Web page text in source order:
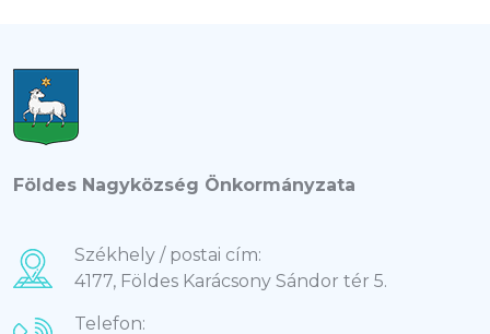
Földes Nagyközség Önkormányzata
Székhely / postai cím:
4177, Földes Karácsony Sándor tér 5.
Telefon: